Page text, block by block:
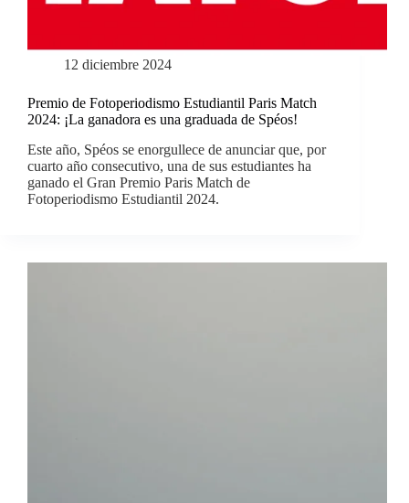
12 diciembre 2024
Premio de Fotoperiodismo Estudiantil Paris Match
2024: ¡La ganadora es una graduada de Spéos!
Este año, Spéos se enorgullece de anunciar que, por
cuarto año consecutivo, una de sus estudiantes ha
ganado el Gran Premio Paris Match de
Fotoperiodismo Estudiantil 2024.